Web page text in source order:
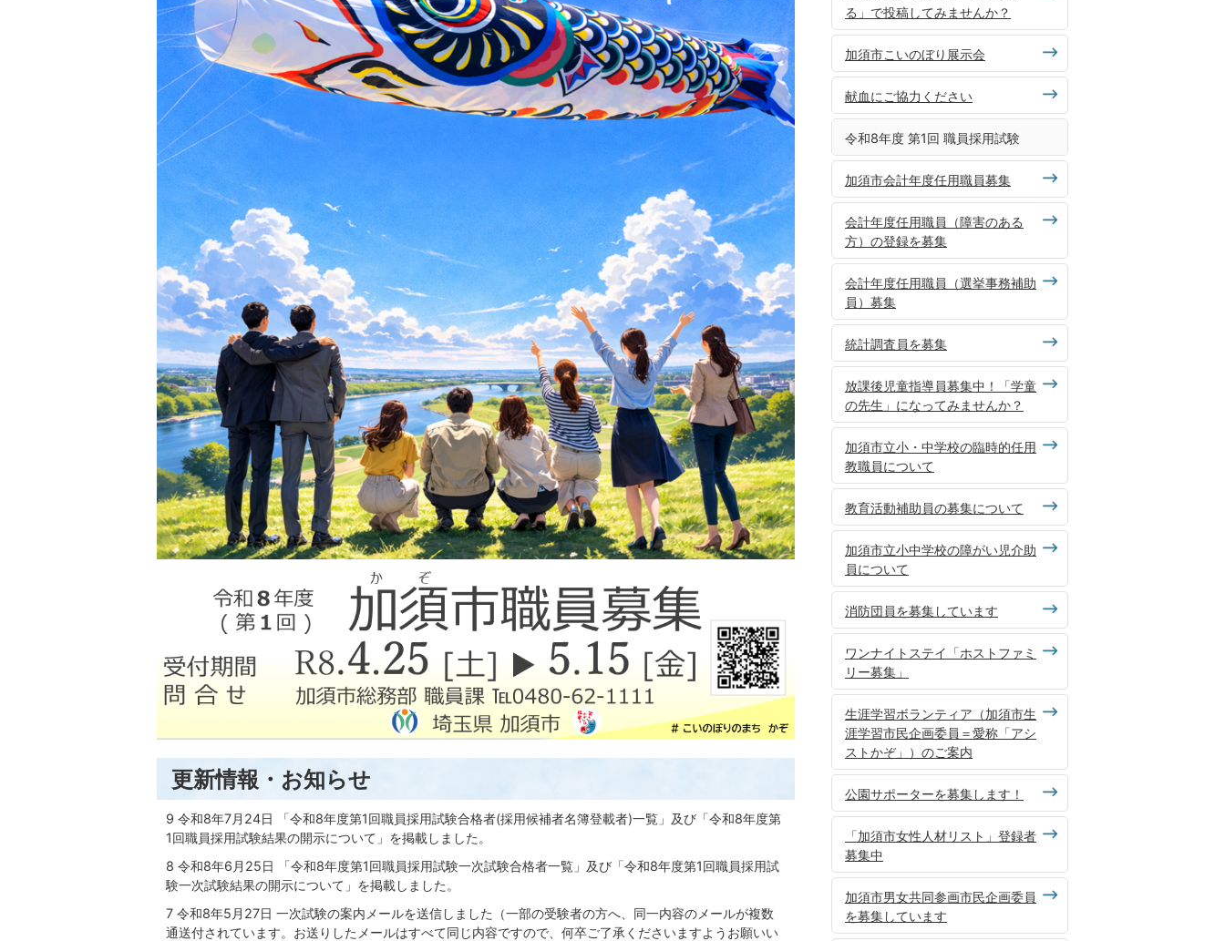
更新情報・お知らせ
9 令和8年7月24日 「令和8年度第1回職員採用試験合格者(採用候補者名簿登載者)一覧」及び「令和8年度第
1回職員採用試験結果の開示について」を掲載しました。
8 令和8年6月25日 「令和8年度第1回職員採用試験一次試験合格者一覧」及び「令和8年度第1回職員採用試
験一次試験結果の開示について」を掲載しました。
7 令和8年5月27日 一次試験の案内メールを送信しました（一部の受験者の方へ、同一内容のメールが複数
通送付されています。お送りしたメールはすべて同じ内容ですので、何卒ご了承くださいますようお願いい
る」で投稿してみませんか？
加須市こいのぼり展示会
献血にご協力ください
令和8年度 第1回 職員採用試験
加須市会計年度任用職員募集
会計年度任用職員（障害のある
方）の登録を募集
会計年度任用職員（選挙事務補助
員）募集
統計調査員を募集
放課後児童指導員募集中！「学童
の先生」になってみませんか？
加須市立小・中学校の臨時的任用
教職員について
教育活動補助員の募集について
加須市立小中学校の障がい児介助
員について
消防団員を募集しています
ワンナイトステイ「ホストファミ
リー募集」
生涯学習ボランティア（加須市生
涯学習市民企画委員＝愛称「アシ
ストかぞ」）のご案内
公園サポーターを募集します！
「加須市女性人材リスト」登録者
募集中
加須市男女共同参画市民企画委員
を募集しています